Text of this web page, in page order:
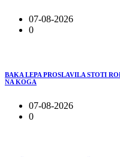
07-08-2026
0
BAKA LEPA PROSLAVILA STOTI
NA KOGA
07-08-2026
0